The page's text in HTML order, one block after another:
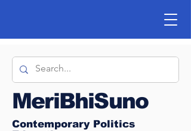
MeriBhiSuno
Contemporary Politics